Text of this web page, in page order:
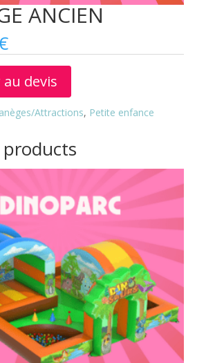
ANCIEN
devis
Attractions, Petite enfance
products